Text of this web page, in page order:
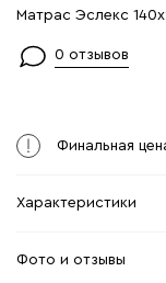
Матрас Эслекс
0 отзывов
Финальная
Характеристики
Фото и отзывы